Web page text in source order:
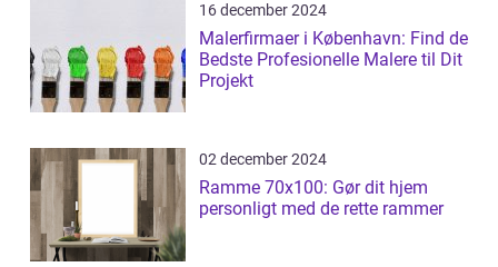
16 december 2024
Malerfirmaer i København: Find de
Bedste Profesionelle Malere til Dit
Projekt
02 december 2024
Ramme 70x100: Gør dit hjem
personligt med de rette rammer